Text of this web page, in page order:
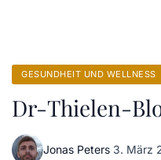
GESUNDHEIT UND WELLNESS
Dr-Thielen-
Jonas Peters·3. März